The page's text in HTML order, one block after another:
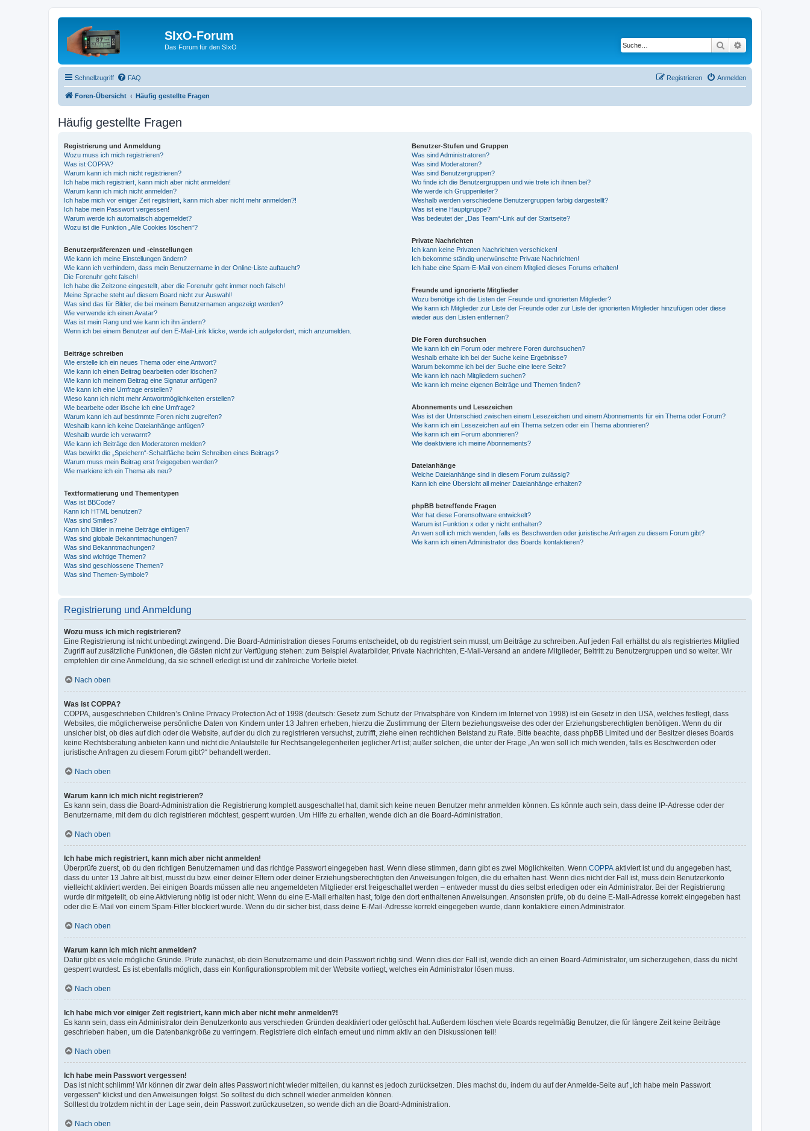
SIxO-Forum
Das Forum für den SIxO Suche
Schnellzugriff FAQ Anmelden
Registrieren
Foren-Übersicht Häufig gestellte Fragen
Häufig gestellte Fragen
Registrierung und Anmeldung
Wozu muss ich mich registrieren?
Was ist COPPA?
Warum kann ich mich nicht registrieren?
Ich habe mich registriert, kann mich aber nicht anmelden!
Warum kann ich mich nicht anmelden?
Ich habe mich vor einiger Zeit registriert, kann mich aber nicht mehr anmelden?!
Ich habe mein Passwort vergessen!
Warum werde ich automatisch abgemeldet?
Wozu ist die Funktion „Alle Cookies löschen“?
Benutzerpräferenzen und -einstellungen
Wie kann ich meine Einstellungen ändern?
Wie kann ich verhindern, dass mein Benutzername in der Online-Liste auftaucht?
Die Forenuhr geht falsch!
Ich habe die Zeitzone eingestellt, aber die Forenuhr geht immer noch falsch!
Meine Sprache steht auf diesem Board nicht zur Auswahl!
Was sind das für Bilder, die bei meinem Benutzernamen angezeigt werden?
Wie verwende ich einen Avatar?
Was ist mein Rang und wie kann ich ihn ändern?
Wenn ich bei einem Benutzer auf den E-Mail-Link klicke, werde ich aufgefordert, mich anzumelden.
Beiträge schreiben
Wie erstelle ich ein neues Thema oder eine Antwort?
Wie kann ich einen Beitrag bearbeiten oder löschen?
Wie kann ich meinem Beitrag eine Signatur anfügen?
Wie kann ich eine Umfrage erstellen?
Wieso kann ich nicht mehr Antwortmöglichkeiten erstellen?
Wie bearbeite oder lösche ich eine Umfrage?
Warum kann ich auf bestimmte Foren nicht zugreifen?
Weshalb kann ich keine Dateianhänge anfügen?
Weshalb wurde ich verwarnt?
Wie kann ich Beiträge den Moderatoren melden?
Was bewirkt die „Speichern“-Schaltfläche beim Schreiben eines Beitrags?
Warum muss mein Beitrag erst freigegeben werden?
Wie markiere ich ein Thema als neu?
Textformatierung und Thementypen
Was ist BBCode?
Kann ich HTML benutzen?
Was sind Smilies?
Kann ich Bilder in meine Beiträge einfügen?
Was sind globale Bekanntmachungen?
Was sind Bekanntmachungen?
Was sind wichtige Themen?
Was sind geschlossene Themen?
Was sind Themen-Symbole?
Benutzer-Stufen und Gruppen
Was sind Administratoren?
Was sind Moderatoren?
Was sind Benutzergruppen?
Wo finde ich die Benutzergruppen und wie trete ich ihnen bei?
Wie werde ich Gruppenleiter?
Weshalb werden verschiedene Benutzergruppen farbig dargestellt?
Was ist eine Hauptgruppe?
Was bedeutet der „Das Team“-Link auf der Startseite?
Private Nachrichten
Ich kann keine Privaten Nachrichten verschicken!
Ich bekomme ständig unerwünschte Private Nachrichten!
Ich habe eine Spam-E-Mail von einem Mitglied dieses Forums erhalten!
Freunde und ignorierte Mitglieder
Wozu benötige ich die Listen der Freunde und ignorierten Mitglieder?
Wie kann ich Mitglieder zur Liste der Freunde oder zur Liste der ignorierten Mitglieder hinzufügen oder diese
wieder aus den Listen entfernen?
Die Foren durchsuchen
Wie kann ich ein Forum oder mehrere Foren durchsuchen?
Weshalb erhalte ich bei der Suche keine Ergebnisse?
Warum bekomme ich bei der Suche eine leere Seite?
Wie kann ich nach Mitgliedern suchen?
Wie kann ich meine eigenen Beiträge und Themen finden?
Abonnements und Lesezeichen
Was ist der Unterschied zwischen einem Lesezeichen und einem Abonnements für ein Thema oder Forum?
Wie kann ich ein Lesezeichen auf ein Thema setzen oder ein Thema abonnieren?
Wie kann ich ein Forum abonnieren?
Wie deaktiviere ich meine Abonnements?
Dateianhänge
Welche Dateianhänge sind in diesem Forum zulässig?
Kann ich eine Übersicht all meiner Dateianhänge erhalten?
phpBB betreffende Fragen
Wer hat diese Forensoftware entwickelt?
Warum ist Funktion x oder y nicht enthalten?
An wen soll ich mich wenden, falls es Beschwerden oder juristische Anfragen zu diesem Forum gibt?
Wie kann ich einen Administrator des Boards kontaktieren?
Registrierung und Anmeldung
Wozu muss ich mich registrieren?
Eine Registrierung ist nicht unbedingt zwingend. Die Board-Administration dieses Forums entscheidet, ob du registriert sein musst, um Beiträge zu schreiben. Auf jeden Fall erhältst du als registriertes Mitglied
Zugriff auf zusätzliche Funktionen, die Gästen nicht zur Verfügung stehen: zum Beispiel Avatarbilder, Private Nachrichten, E-Mail-Versand an andere Mitglieder, Beitritt zu Benutzergruppen und so weiter. Wir
empfehlen dir eine Anmeldung, da sie schnell erledigt ist und dir zahlreiche Vorteile bietet.
Nach oben
Was ist COPPA?
COPPA, ausgeschrieben Children’s Online Privacy Protection Act of 1998 (deutsch: Gesetz zum Schutz der Privatsphäre von Kindern im Internet von 1998) ist ein Gesetz in den USA, welches festlegt, dass
Websites, die möglicherweise persönliche Daten von Kindern unter 13 Jahren erheben, hierzu die Zustimmung der Eltern beziehungsweise des oder der Erziehungsberechtigten benötigen. Wenn du dir
unsicher bist, ob dies auf dich oder die Website, auf der du dich zu registrieren versuchst, zutrifft, ziehe einen rechtlichen Beistand zu Rate. Bitte beachte, dass phpBB Limited und der Besitzer dieses Boards
keine Rechtsberatung anbieten kann und nicht die Anlaufstelle für Rechtsangelegenheiten jeglicher Art ist; außer solchen, die unter der Frage „An wen soll ich mich wenden, falls es Beschwerden oder
juristische Anfragen zu diesem Forum gibt?“ behandelt werden.
Nach oben
Warum kann ich mich nicht registrieren?
Es kann sein, dass die Board-Administration die Registrierung komplett ausgeschaltet hat, damit sich keine neuen Benutzer mehr anmelden können. Es könnte auch sein, dass deine IP-Adresse oder der
Benutzername, mit dem du dich registrieren möchtest, gesperrt wurden. Um Hilfe zu erhalten, wende dich an die Board-Administration.
Nach oben
Ich habe mich registriert, kann mich aber nicht anmelden!
Überprüfe zuerst, ob du den richtigen Benutzernamen und das richtige Passwort eingegeben hast. Wenn diese stimmen, dann gibt es zwei Möglichkeiten. Wenn COPPA aktiviert ist und du angegeben hast,
dass du unter 13 Jahre alt bist, musst du bzw. einer deiner Eltern oder deiner Erziehungsberechtigten den Anweisungen folgen, die du erhalten hast. Wenn dies nicht der Fall ist, muss dein Benutzerkonto
vielleicht aktiviert werden. Bei einigen Boards müssen alle neu angemeldeten Mitglieder erst freigeschaltet werden – entweder musst du dies selbst erledigen oder ein Administrator. Bei der Registrierung
wurde dir mitgeteilt, ob eine Aktivierung nötig ist oder nicht. Wenn du eine E-Mail erhalten hast, folge den dort enthaltenen Anweisungen. Ansonsten prüfe, ob du deine E-Mail-Adresse korrekt eingegeben hast
oder die E-Mail von einem Spam-Filter blockiert wurde. Wenn du dir sicher bist, dass deine E-Mail-Adresse korrekt eingegeben wurde, dann kontaktiere einen Administrator.
Nach oben
Warum kann ich mich nicht anmelden?
Dafür gibt es viele mögliche Gründe. Prüfe zunächst, ob dein Benutzername und dein Passwort richtig sind. Wenn dies der Fall ist, wende dich an einen Board-Administrator, um sicherzugehen, dass du nicht
gesperrt wurdest. Es ist ebenfalls möglich, dass ein Konfigurationsproblem mit der Website vorliegt, welches ein Administrator lösen muss.
Nach oben
Ich habe mich vor einiger Zeit registriert, kann mich aber nicht mehr anmelden?!
Es kann sein, dass ein Administrator dein Benutzerkonto aus verschieden Gründen deaktiviert oder gelöscht hat. Außerdem löschen viele Boards regelmäßig Benutzer, die für längere Zeit keine Beiträge
geschrieben haben, um die Datenbankgröße zu verringern. Registriere dich einfach erneut und nimm aktiv an den Diskussionen teil!
Nach oben
Ich habe mein Passwort vergessen!
Das ist nicht schlimm! Wir können dir zwar dein altes Passwort nicht wieder mitteilen, du kannst es jedoch zurücksetzen. Dies machst du, indem du auf der Anmelde-Seite auf „Ich habe mein Passwort
vergessen“ klickst und den Anweisungen folgst. So solltest du dich schnell wieder anmelden können.
Solltest du trotzdem nicht in der Lage sein, dein Passwort zurückzusetzen, so wende dich an die Board-Administration.
Nach oben